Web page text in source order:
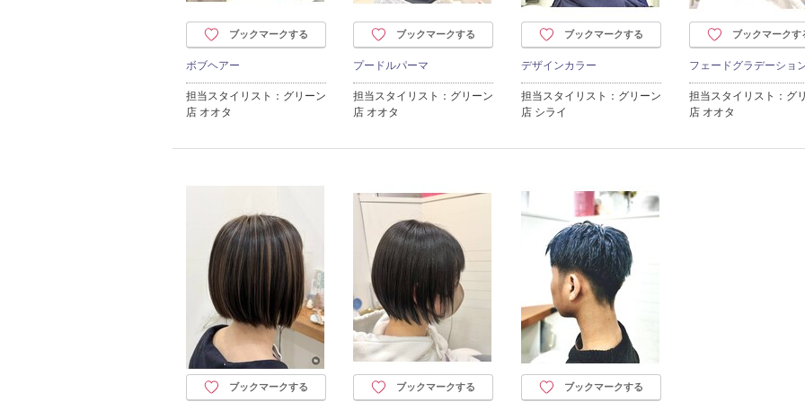
ブックマークする
ボブヘアー
担当スタイリスト：グリーン
店 オオタ
ブックマークする
プードルパーマ
担当スタイリスト：グリーン
店 オオタ
ブックマークする
デザインカラー
担当スタイリスト：グリーン
店 シライ
ブックマークす
フェードグラデーショ
担当スタイリスト：グ
店 オオタ
ブックマークする ブックマークする ブックマークする